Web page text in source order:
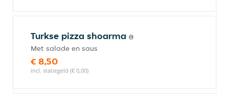
Turkse pizza shoarma
Met salade en saus
€ 8,50
incl. statiegeld (€ 0,00)